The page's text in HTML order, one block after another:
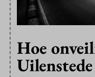
Hoe